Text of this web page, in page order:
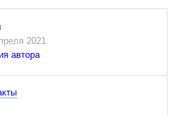
2021
автора